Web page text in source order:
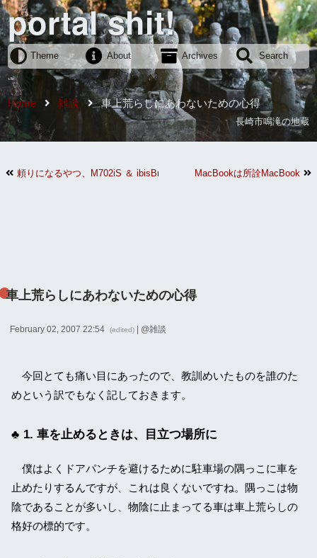
portal shit!
Theme About Archives Search
Home 雑談 車上荒らしにあわないための心得
長崎市鳴滝の地蔵
頼りになるやつ、M702iS ＆ ibisBrowser MacBookは所詮MacBook
車上荒らしにあわないための心得
February 02, 2007 22:54 (edited) | @雑談
今回とても痛い目にあったので、教訓めいたものを誰のた
めという訳でもなく記しておきます。
1. 車を止めるときは、目立つ場所に
僕はよくドアパンチを避けるために駐車場の隅っこに車を
止めたりするんですが、これは良くないですね。隅っこは物
陰であることが多いし、物陰に止まってる車は車上荒らしの
格好の標的です。